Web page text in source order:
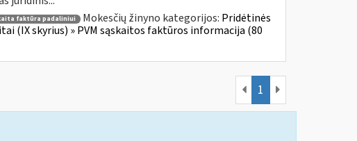
faktūra padaliniui Mokesčių žinyno kategorijos: Pridėtinės
(IX skyrius) » PVM sąskaitos faktūros informacija (80
1